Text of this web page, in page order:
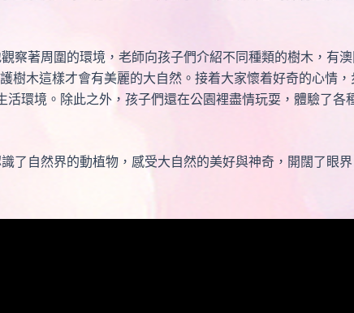
著周圍的環境，老師向孩子們介紹不同種類的樹木，有澳
樹木這樣才會有美麗的大自然。接着大家懷着好奇的心情
活環境。除此之外，孩子們還在公園裡盡情玩耍，體驗了各
自然界的動植物，感受大自然的美好與神奇，開闊了眼界